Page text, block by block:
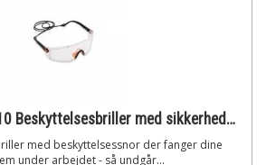
Kreator KRTS30010 Beskyttelsesbriller med sikkerhedssnor
med beskyttelsessnor der fanger dine
under arbejdet - så undgår...